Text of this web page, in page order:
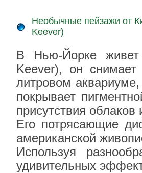
Необычные пейзажи от
Keever)
В Нью-Йорке
Keever), он
литровом
покрывает
присутствия
Его потрясающие
американской
Используя
удивительных